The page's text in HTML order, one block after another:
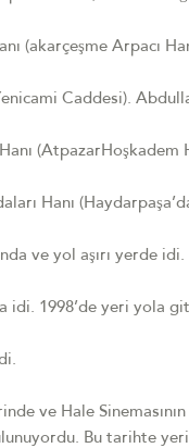
(akarçeşme Arpacı
Caddesi).
(AtpazarHoşkadem
Hanı
ve yol aşırı yerde idi.
idi. 1998’de yeri yola
ve Hale
Bu tarihte